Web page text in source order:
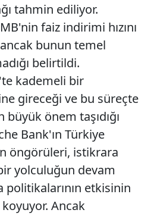
tahmin ediliyor.
faiz indirimi hızını
bunun temel
belirtildi.
kademeli bir
gireceği ve bu süreçte
büyük önem taşıdığı
Bank'ın Türkiye
öngörüleri, istikrara
yolculuğun devam
politikalarının etkisinin
Ancak